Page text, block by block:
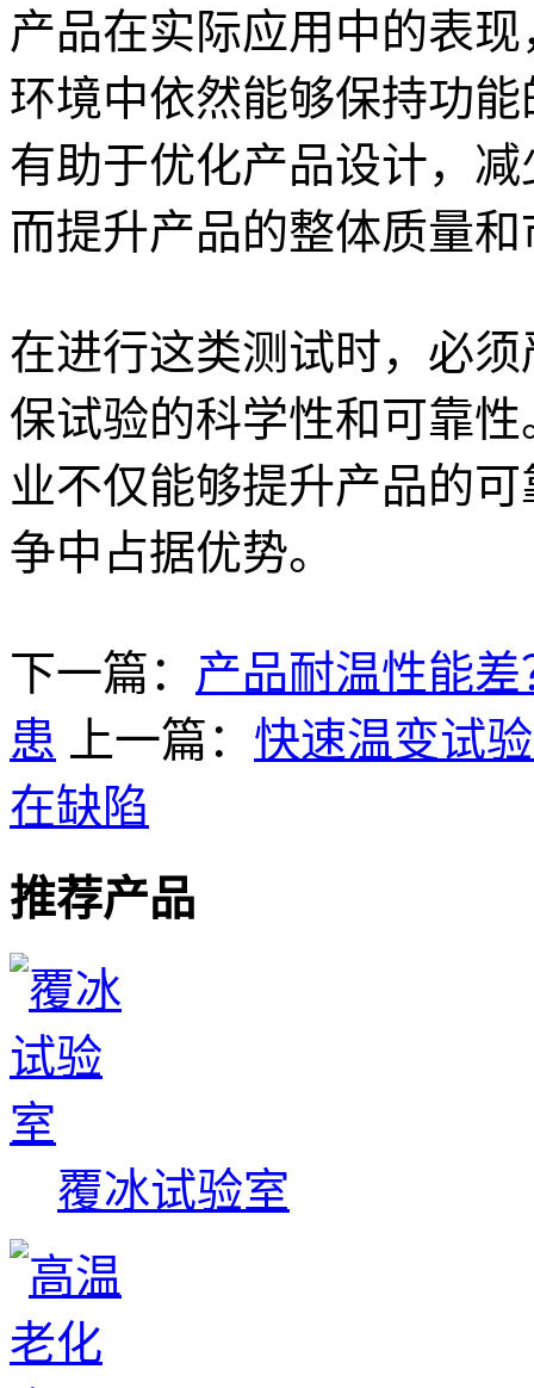
产品在实际应用中的表
环境中依然能够保持功
有助于优化产品设计，
而提升产品的整体质量
在进行这类测试时，必
保试验的科学性和可靠
业不仅能够提升产品的
争中占据优势。
下一篇： 产品耐温性能
患
上一篇： 快速温变试
在缺陷
推荐产品
覆冰试验室